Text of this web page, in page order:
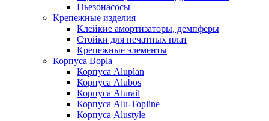
Пьезонасосы
Крепежные изделия
Клейкие амортизаторы, демпферы
Стойки для печатных плат
Крепежные элементы
Корпуса Bopla
Корпуса Aluplan
Корпуса Alubos
Корпуса Alurail
Корпуса Alu-Topline
Корпуса Alustyle